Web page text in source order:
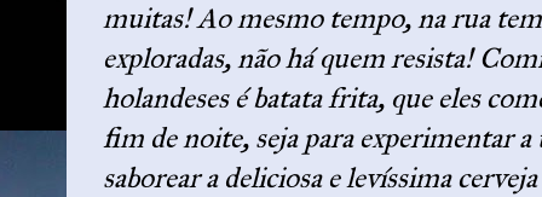
muitas! Ao mesmo tempo, na rua
exploradas, não há quem resista!
holandeses é batata frita, que eles
fim de noite, seja para experimentar a
saborear a deliciosa e levíssima